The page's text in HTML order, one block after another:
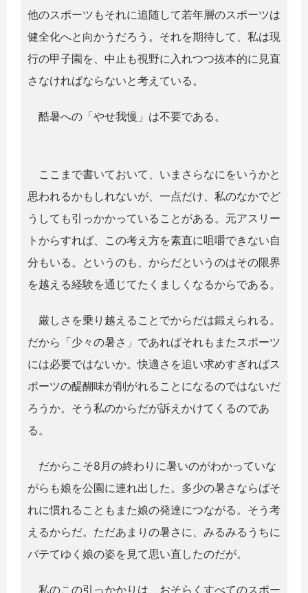
他のスポーツもそれに追随して若年層のスポーツは
健全化へと向かうだろう。それを期待して、私は現
行の甲子園を、中止も視野に入れつつ抜本的に見直
さなければならないと考えている。
酷暑への「やせ我慢」は不要である。
ここまで書いておいて、いまさらなにをいうかと
思われるかもしれないが、一点だけ、私のなかでど
うしても引っかかっていることがある。元アスリー
トからすれば、この考え方を素直に咀嚼できない自
分もいる。というのも、からだというのはその限界
を越える経験を通じてたくましくなるからである。
厳しさを乗り越えることでからだは鍛えられる。
だから「少々の暑さ」であればそれもまたスポーツ
には必要ではないか。快適さを追い求めすぎればス
ポーツの醍醐味が削がれることになるのではないだ
ろうか。そう私のからだが訴えかけてくるのであ
る。
だからこそ8月の終わりに暑いのがわかっていな
がらも娘を公園に連れ出した。多少の暑さならばそ
れに慣れることもまた娘の発達につながる。そう考
えるからだ。ただあまりの暑さに、みるみるうちに
バテてゆく娘の姿を見て思い直したのだが。
私のこの引っかかりは、おそらくすべてのスポー